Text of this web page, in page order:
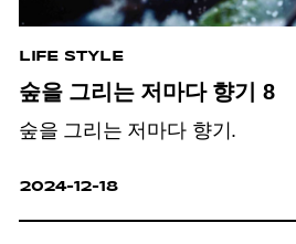
LIFE STYLE
숲을 그리는 저마다 향기 8
숲을 그리는 저마다 향기.
2024-12-18